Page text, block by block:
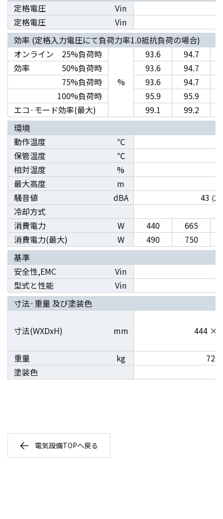
定格電圧
Vin
定格電圧
Vin
効率 (定格入力電圧にて負荷力率1.0抵抗負荷の場合)
オンライン
25%負荷時
%
93.6 94.7
効率
50%負荷時 93.6 94.7
75%負荷時
93.6 94.7
100%負荷時
95.9 95.9
エコ·モード効率(最大)
99.1 99.2
環境
動作温度
℃
保管温度
℃
相対温度
%
最大高度
m
騒音値
dBA 43 (2)
冷却方式
消費電力
W 440 665
消費電力(最大)
W 490 750
基準
安全性,EMC
Vin
型式と性能
Vin
寸法·重量 及び塗装色
寸法(WXDxH) mm 444 ×
重量 kg
72
塗装色
電気設備TOPへ戻る